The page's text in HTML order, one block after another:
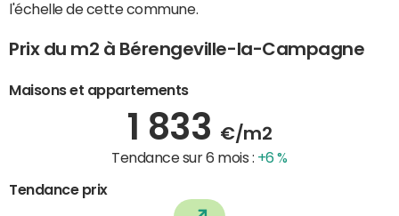
l'échelle de cette commune.
Prix du m2 à Bérengeville-la-Campagne
Maisons et appartements
1 833 €/m2
Tendance sur 6 mois : +6 %
Tendance prix